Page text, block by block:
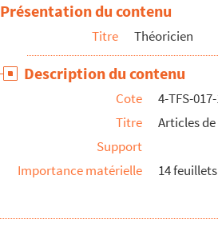
Présentation du contenu
Titre Théoricien
Description du contenu
Cote
4-TFS-
Titre
Articles
Support
Importance matérielle
14 feuillets